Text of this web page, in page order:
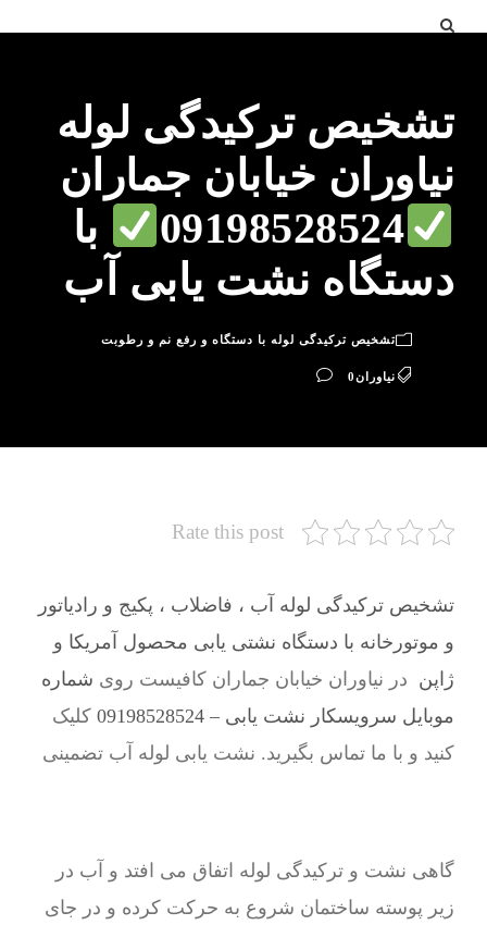
تشخیص ترکیدگی لوله
نیاوران خیابان جماران
09198528524
با
دستگاه نشت یابی آب
تشخیص ترکیدگی لوله با دستگاه و رفع نم و رطوبت
نیاوران0
Rate this post
تشخیص ترکیدگی لوله آب ، فاضلاب ، پکیج و رادیاتور
و موتورخانه با دستگاه نشتی یابی محصول آمریکا و
ژاپن در نیاوران خیابان جماران کافیست روی شماره
موبایل سرویسکار نشت یابی – 09198528524
کلیک
کنید و با ما تماس بگیرید. نشت یابی لوله آب تضمینی
گاهی نشت و ترکیدگی لوله اتفاق می افتد و آب در
زیر پوسته ساختمان شروع به حرکت کرده و در جای